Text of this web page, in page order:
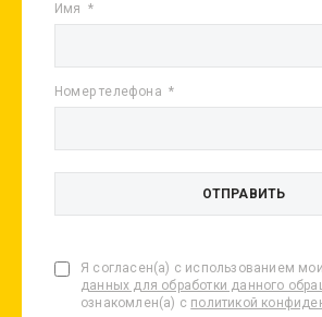
Имя
Номер телефона
Я согласен(а) с использованием
данных для обработки данного
ознакомлен(а) с политикой